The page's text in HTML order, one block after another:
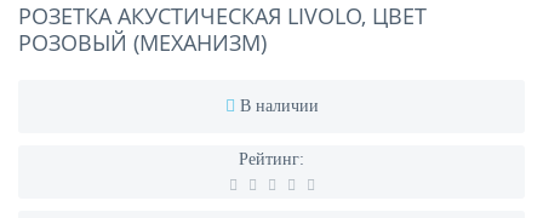
РОЗЕТКА АКУСТИЧЕСКАЯ LIVOLO, ЦВЕТ
РОЗОВЫЙ (МЕХАНИЗМ)
В наличии
Рейтинг: